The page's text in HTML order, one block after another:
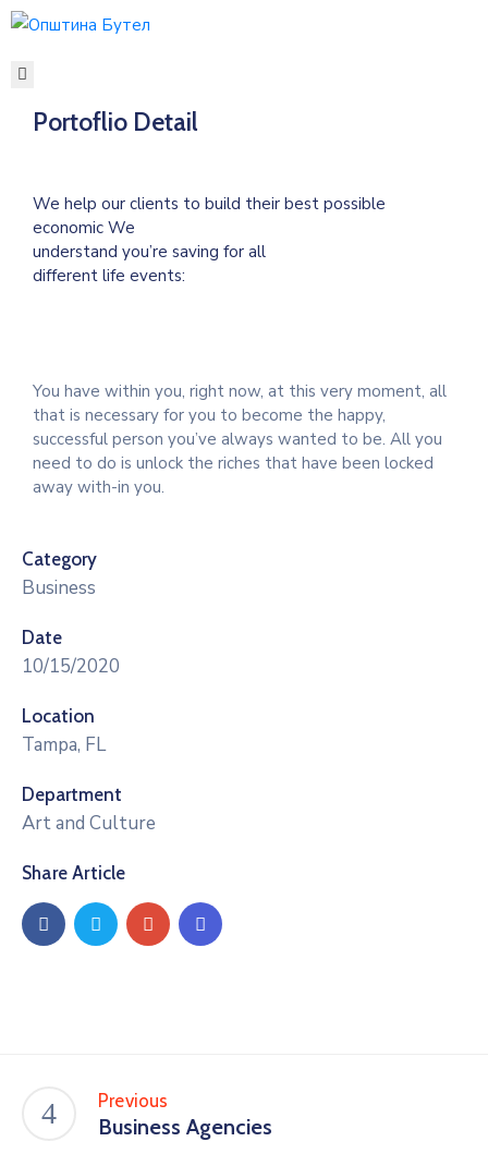
ЗА
ОПШТИНАТА
ОПШТИНАТА
УСЛУГИ
ГРАЃАНСКИ
БУЏЕТ
ЈАВНОСТ
Portoflio Detail
We help our clients to build their best possible
economic We
understand you’re saving for all
different life events:
You have within you, right now, at this very moment, all
that is necessary for you to become the happy,
successful person you’ve always wanted to be. All you
need to do is unlock the riches that have been locked
away with-in you.
Category
Business
Date
10/15/2020
Location
Tampa, FL
Department
Art and Culture
Share Article
Previous
Business Agencies